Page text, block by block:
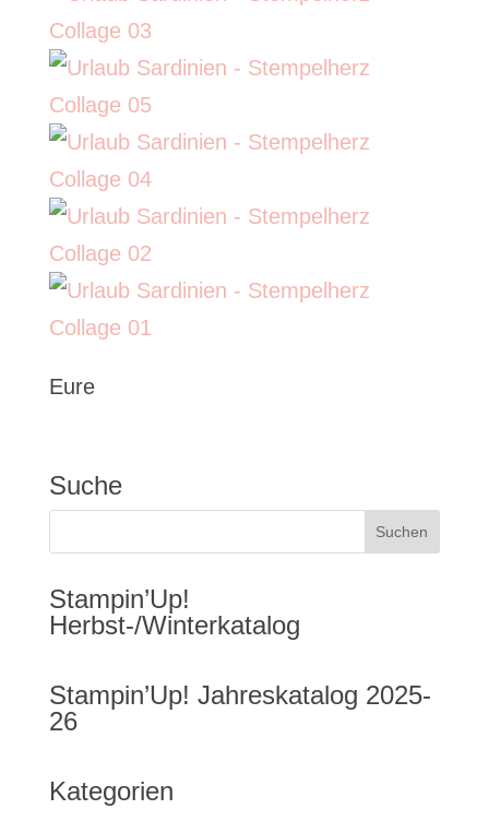
Eure
Suche
Stampin’Up!
Herbst-/Winterkatalog
Stampin’Up! Jahreskatalog 2025-
26
Kategorien